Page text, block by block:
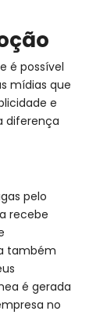
é possível
mídias que
e
diferença
pelo
recebe
também
é gerada
no